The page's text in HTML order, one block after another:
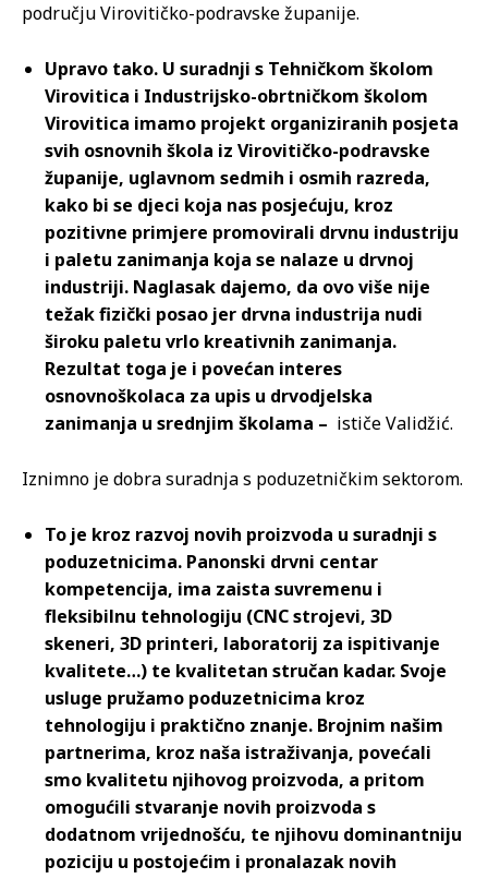
području Virovitičko-podravske županije.
Upravo tako. U suradnji s Tehničkom školom
Virovitica i Industrijsko-obrtničkom školom
Virovitica imamo projekt organiziranih posjeta
svih osnovnih škola iz Virovitičko-podravske
županije, uglavnom sedmih i osmih razreda,
kako bi se djeci koja nas posjećuju, kroz
pozitivne primjere promovirali drvnu industriju
i paletu zanimanja koja se nalaze u drvnoj
industriji. Naglasak dajemo, da ovo više nije
težak fizički posao jer drvna industrija nudi
široku paletu vrlo kreativnih zanimanja.
Rezultat toga je i povećan interes
osnovnoškolaca za upis u drvodjelska
zanimanja u srednjim školama – ističe Validžić.
Iznimno je dobra suradnja s poduzetničkim sektorom.
To je kroz razvoj novih proizvoda u suradnji s
poduzetnicima. Panonski drvni centar
kompetencija, ima zaista suvremenu i
fleksibilnu tehnologiju (CNC strojevi, 3D
skeneri, 3D printeri, laboratorij za ispitivanje
kvalitete…) te kvalitetan stručan kadar. Svoje
usluge pružamo poduzetnicima kroz
tehnologiju i praktično znanje. Brojnim našim
partnerima, kroz naša istraživanja, povećali
smo kvalitetu njihovog proizvoda, a pritom
omogućili stvaranje novih proizvoda s
dodatnom vrijednošću, te njihovu dominantniju
poziciju u postojećim i pronalazak novih